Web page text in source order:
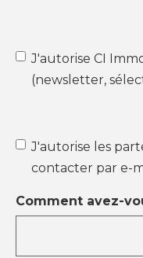
J'autorise CI
(newsletter,
J'autorise les
contacter par e-
Comment avez-